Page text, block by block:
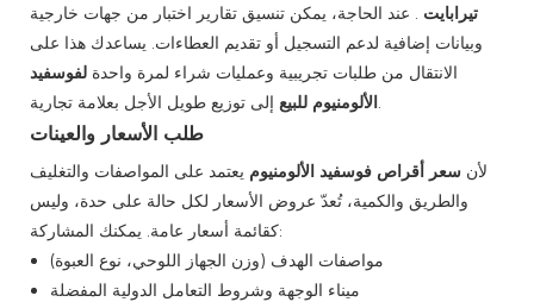
تيرابايت . عند الحاجة، يمكن تنسيق تقارير اختبار من جهات خارجية
وبيانات إضافية لدعم التسجيل أو تقديم العطاءات. يساعدك هذا على
الانتقال من طلبات تجريبية وعمليات شراء لمرة واحدة لفوسفيد
الألومنيوم للبيعإلى توزيع طويل الأجل بعلامة تجارية.
طلب الأسعار والعينات
لأن سعر أقراص فوسفيد الألومنيوم يعتمد على المواصفات والتغليف
والطريق والكمية، تُعدّ عروض الأسعار لكل حالة على حدة، وليس
كقائمة أسعار عامة. يمكنك المشاركة:
مواصفات الهدف (وزن الجهاز اللوحي، نوع العبوة)
ميناء الوجهة وشروط التعامل الدولية المفضلة